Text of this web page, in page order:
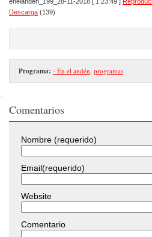
Descarga (139)
Programa: - En el andén, programas
Comentarios
Nombre (requerido)
Email(requerido)
Website
Comentario